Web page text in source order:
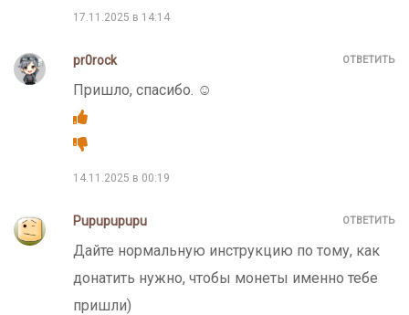
17.11.2025 в 14:14
pr0rock
Пришло, спасибо. ☺️
14.11.2025 в 00:19
ОТВЕТИТЬ
Pupupupupu
Дайте нормальную инструкцию по тому, как
донатить нужно, чтобы монеты именно тебе
пришли)
ОТВЕТИТЬ